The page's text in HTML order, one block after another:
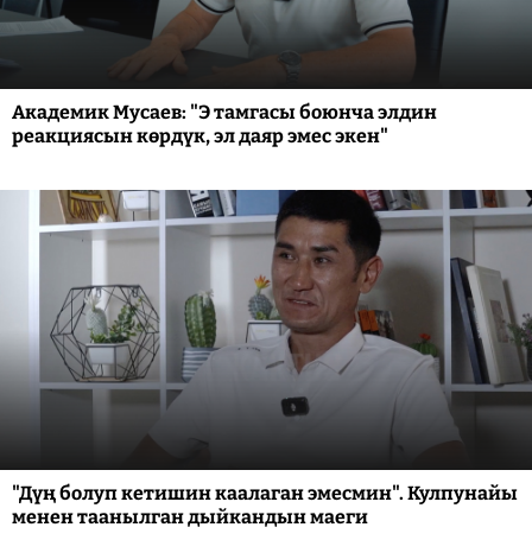
Академик Мусаев: "Э тамгасы боюнча элдин
реакциясын көрдүк, эл даяр эмес экен"
"Дүң болуп кетишин каалаган эмесмин". Кулпунайы
менен таанылган дыйкандын маеги